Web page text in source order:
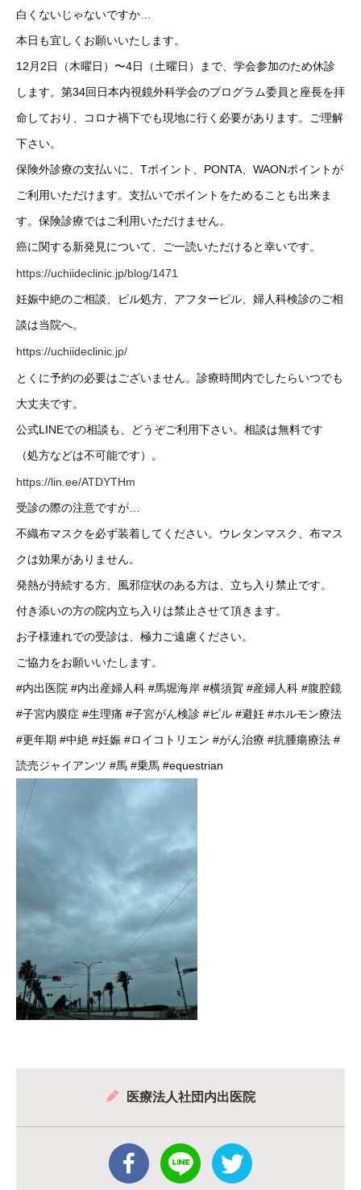
白くないじゃないですか…
本日も宜しくお願いいたします。
12月2日（木曜日）〜4日（土曜日）まで、学会参加のため休診
します。第34回日本内視鏡外科学会のプログラム委員と座長を拝
命しており、コロナ禍下でも現地に行く必要があります。ご理解
下さい。
保険外診療の支払いに、Tポイント、PONTA、WAONポイントが
ご利用いただけます。支払いでポイントをためることも出来ま
す。保険診療ではご利用いただけません。
癌に関する新発見について、ご一読いただけると幸いです。
https://uchiideclinic.jp/blog/1471
妊娠中絶のご相談、ピル処方、アフターピル、婦人科検診のご相
談は当院へ。
https://uchiideclinic.jp/
とくに予約の必要はございません。診療時間内でしたらいつでも
大丈夫です。
公式LINEでの相談も、どうぞご利用下さい。相談は無料です
（処方などは不可能です）。
https://lin.ee/ATDYTHm
受診の際の注意ですが…
不織布マスクを必ず装着してください。ウレタンマスク、布マス
クは効果がありません。
発熱が持続する方、風邪症状のある方は、立ち入り禁止です。
付き添いの方の院内立ち入りは禁止させて頂きます。
お子様連れでの受診は、極力ご遠慮ください。
ご協力をお願いいたします。
#内出医院 #内出産婦人科 #馬堀海岸 #横須賀 #産婦人科 #腹腔鏡
#子宮内膜症 #生理痛 #子宮がん検診 #ピル #避妊 #ホルモン療法
#更年期 #中絶 #妊娠 #ロイコトリエン #がん治療 #抗腫瘍療法 #
読売ジャイアンツ #馬 #乗馬 #equestrian
医療法人社団内出医院